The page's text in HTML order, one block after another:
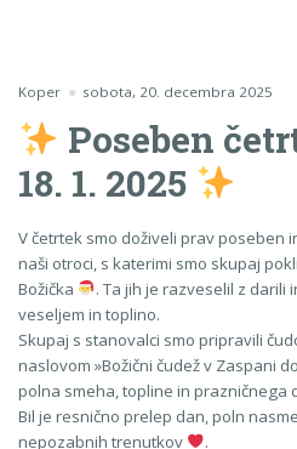
Koper sobota, 20. decembra 2025
Poseben
18. 1. 2025
V četrtek smo doživeli prav poseben
naši otroci, s katerimi smo skupaj
Božička
. Ta jih je razveselil z darili
veseljem in toplino.
Skupaj s stanovalci smo pripravili
naslovom »Božični čudež v Zaspani
polna smeha, topline in prazničnega
Bil je resnično prelep dan, poln
nepozabnih trenutkov
.